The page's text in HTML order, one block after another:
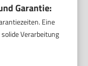
Garantie:
Eine
Verarbeitung